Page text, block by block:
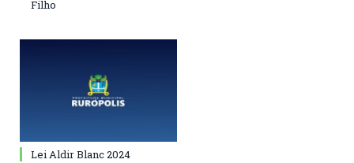
Filho
Lei Aldir Blanc 2024